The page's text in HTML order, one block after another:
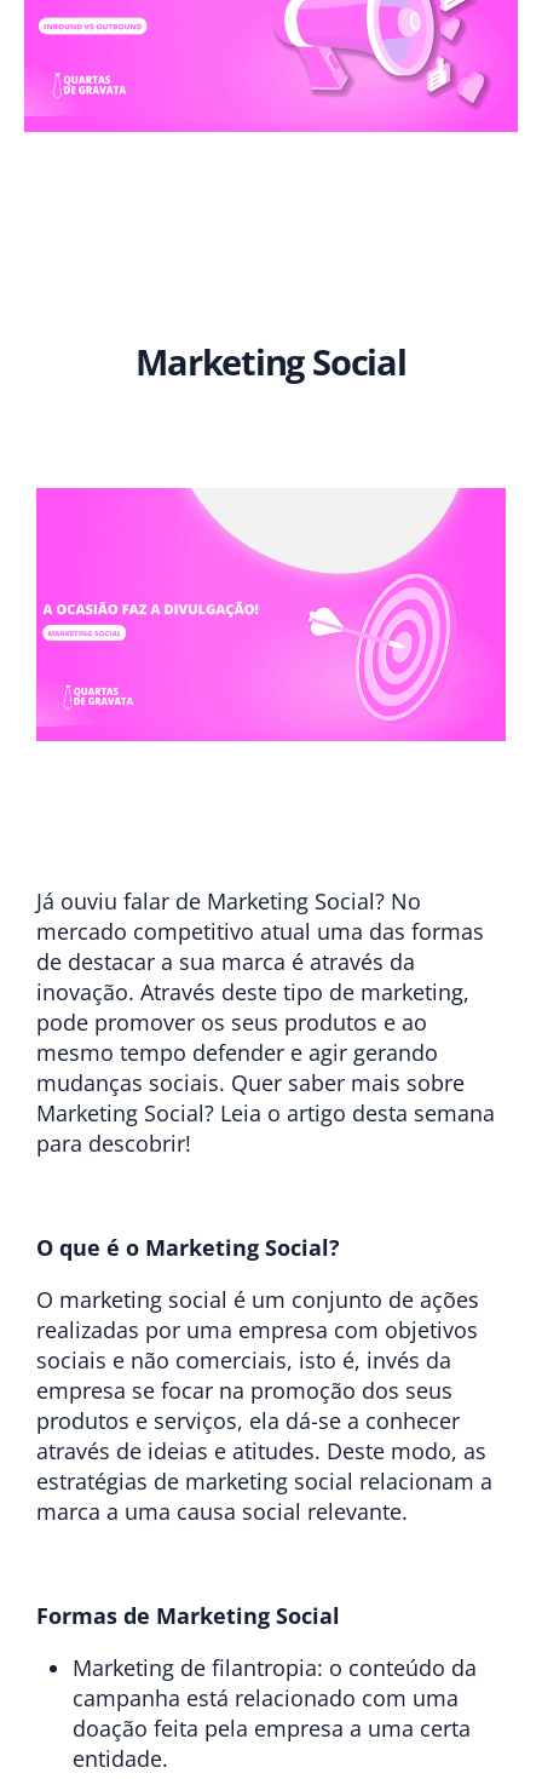
Marketing Social
Já ouviu falar de Marketing Social? No
mercado competitivo atual uma das formas
de destacar a sua marca é através da
inovação. Através deste tipo de marketing,
pode promover os seus produtos e ao
mesmo tempo defender e agir gerando
mudanças sociais. Quer saber mais sobre
Marketing Social? Leia o artigo desta semana
para descobrir!
O que é o Marketing Social?
O marketing social é um conjunto de ações
realizadas por uma empresa com objetivos
sociais e não comerciais, isto é, invés da
empresa se focar na promoção dos seus
produtos e serviços, ela dá-se a conhecer
através de ideias e atitudes. Deste modo, as
estratégias de marketing social relacionam a
marca a uma causa social relevante.
Formas de Marketing Social
Marketing de filantropia: o conteúdo da
campanha está relacionado com uma
doação feita pela empresa a uma certa
entidade.